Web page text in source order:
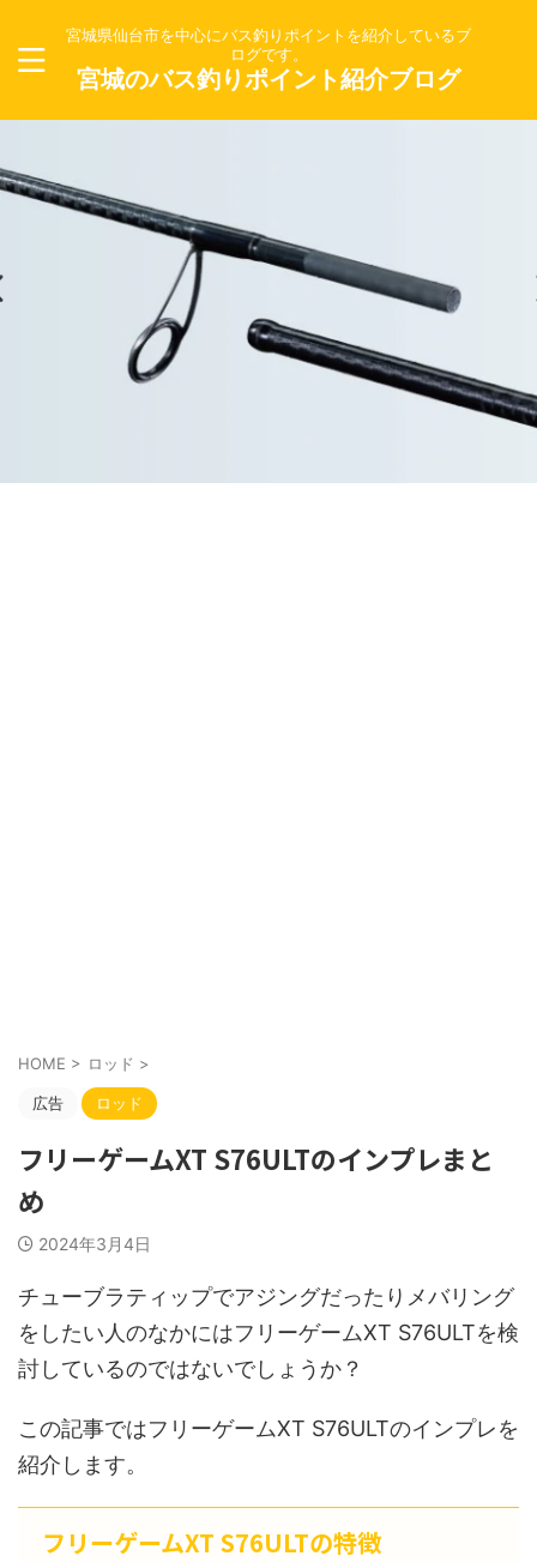
宮城県仙台市を中心にバス釣りポイントを紹介しているブ
ログです。
宮城のバス釣りポイント紹介ブログ
HOME > ロッド >
広告 ロッド
フリーゲームXT S76ULTのインプレまと
め
2024年3月4日
チューブラティップでアジングだったりメバリング
をしたい人のなかにはフリーゲームXT S76ULTを検
討しているのではないでしょうか？
この記事ではフリーゲームXT S76ULTのインプレを
紹介します。
フリーゲームXT S76ULTの特徴